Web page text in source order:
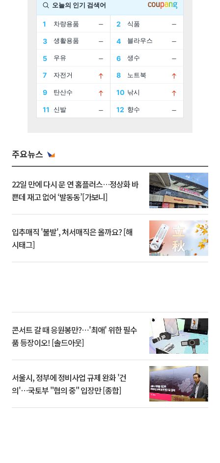
주요뉴스
22일 만에 다시 문 연 홈플러스…정상화 바
쁜데 재고 없어 ‘발동동’[가보니]
입추매직 '불발', 처서매직은 올까요? [해
시태그]
콘서트 갈 때 응원봉만?⋯'최애' 위한 필수
품 등장이오! [솔드아웃]
서울시, 정부에 정비사업 규제 완화 '건
의'⋯국토부 "협의 중" 입장만 [종합]